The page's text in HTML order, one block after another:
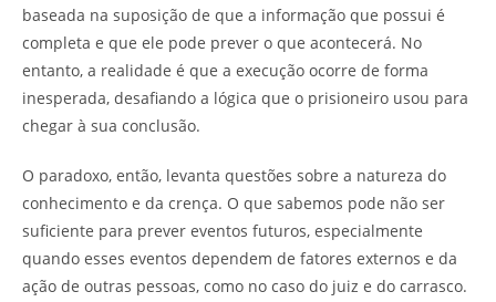
baseada na suposição de que a informação que possui é
completa e que ele pode prever o que acontecerá. No
entanto, a realidade é que a execução ocorre de forma
inesperada, desafiando a lógica que o prisioneiro usou para
chegar à sua conclusão.
O paradoxo, então, levanta questões sobre a natureza do
conhecimento e da crença. O que sabemos pode não ser
suficiente para prever eventos futuros, especialmente
quando esses eventos dependem de fatores externos e da
ação de outras pessoas, como no caso do juiz e do carrasco.